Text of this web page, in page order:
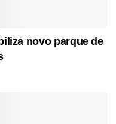
novo parque de